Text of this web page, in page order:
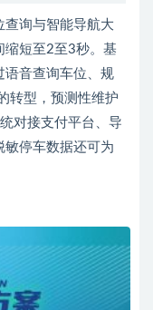
查询与智能导航大
缩短至2至3秒。基
语音查询车位、规
转型，预测性维护
对接支付平台、导
敏停车数据还可为